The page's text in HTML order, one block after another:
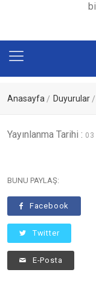
Anasayfa Duyurular
Yayınlanma Tarihi : 03
BUNU PAYLAŞ:
Facebook
Twitter
E-Posta